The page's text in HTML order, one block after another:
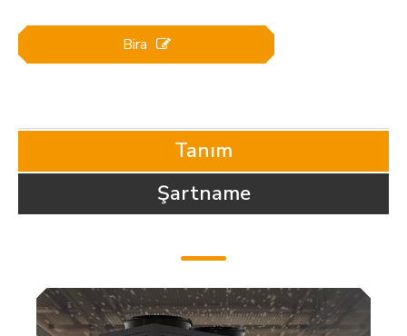
Bira
Tanım
Şartname